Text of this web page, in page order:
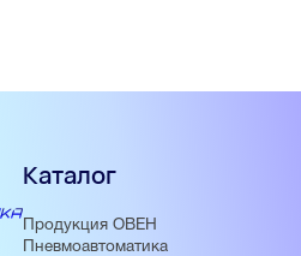
Каталог
Продукция ОВЕН
Пневмоавтоматика